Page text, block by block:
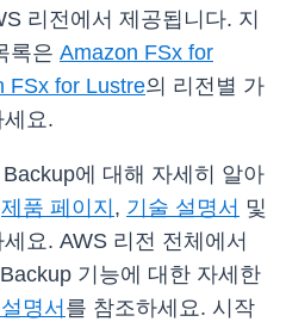
리전에서 제공됩니다. 지
록은 Amazon FSx for
FSx for Lustre의 리전별 가
요.
에 대해 자세히 알아
제품 페이지 , 기술 설명서 및
요. AWS 리전 전체에서
기능에 대한 자세한
명서 를 참조하세요. 시작